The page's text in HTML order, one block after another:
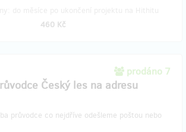
460 Kč
prodáno 7
Český les na adresu
průvodce co nejdříve odešleme poštou nebo